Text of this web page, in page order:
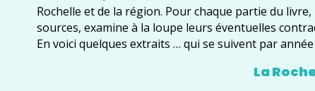
Rochelle et de la région. Pour chaque partie du
sources, examine à la loupe leurs éventuelles
En voici quelques extraits … qui se suivent par
La